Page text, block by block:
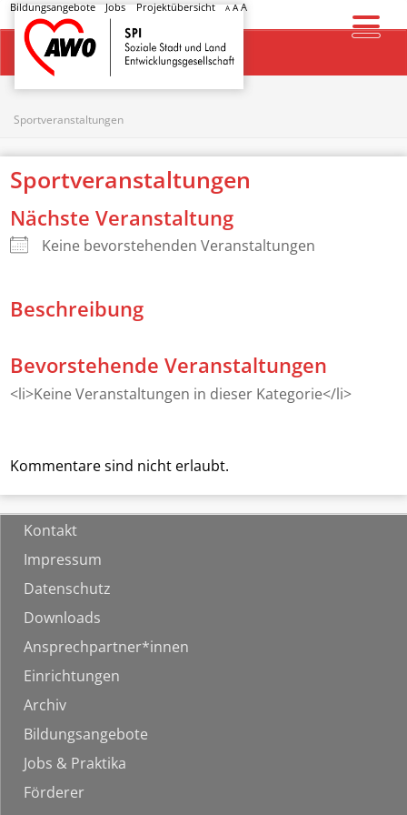
Bildungsangebote Jobs Projektübersicht A AA
Startseite
Sportveranstaltungen
Sportveranstaltungen
Nächste Veranstaltung
Keine bevorstehenden Veranstaltungen
Beschreibung
Bevorstehende Veranstaltungen
<li>Keine Veranstaltungen in dieser Kategorie</li>
Kommentare sind nicht erlaubt.
Kontakt
Impressum
Datenschutz
Downloads
Ansprechpartner*innen
Einrichtungen
Archiv
Bildungsangebote
Jobs & Praktika
Förderer